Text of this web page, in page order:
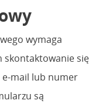
wymaga
skontaktowanie się
e-mail lub numer
są